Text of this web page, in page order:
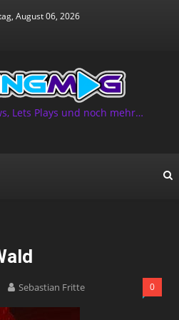
August 06, 2026
Lets Plays und noch mehr…
Sebastian Fritte 0